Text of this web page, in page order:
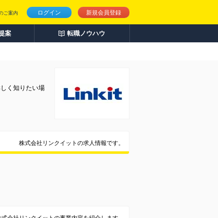
ログイン 新規会員登録
ご案内
案 転職ノウハウ
く知りたい場
株式会社リンクイットの求人情報です。